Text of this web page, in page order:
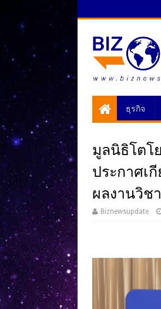
ธุรกิจ
มูลนิธิโตโ
ประกาศเกี
ผลงานวิช
Biznewsupdate